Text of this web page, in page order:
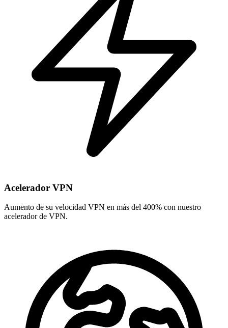
Acelerador VPN
Aumento de su velocidad VPN en más del 400% con nuestro
acelerador de VPN.